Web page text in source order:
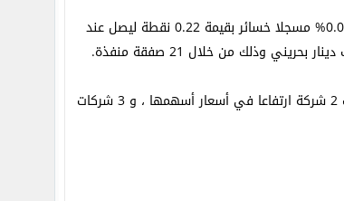
الأحد بتاريخ 1 سبتمبر/أيلول لعام 2013 على انخفاض بنسبة 0.02% مسجلا خسائر بقيمة 0.22 نقطة ليصل عند
والبالغ عددها 11 شركة مع إغلاقاتها السابقة ، فقد أظهرت 2 شركة ارتفاعا في أسعار أسهمها ، و 3 شركات